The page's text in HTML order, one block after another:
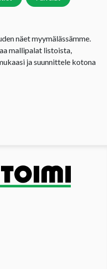
näet myymälässämme.
mallipalat listoista,
ja suunnittele kotona